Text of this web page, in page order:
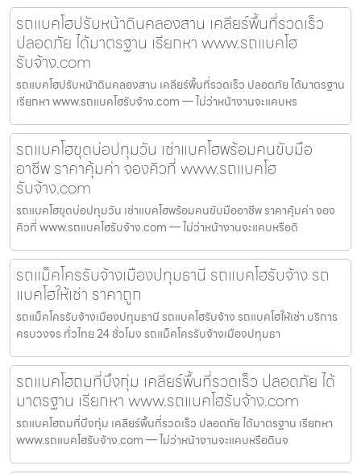
รถแบคโฮปรับหน้าดินคลองสาน เคลียร์พื้นที่รวดเร็ว
ปลอดภัย ได้มาตรฐาน เรียกหา www.รถแบคโฮ
รับจ้าง.com
รถแบคโฮปรับหน้าดินคลองสาน เคลียร์พื้นที่รวดเร็ว ปลอดภัย ได้มาตรฐาน
เรียกหา www.รถแบคโฮรับจ้าง.com — ไม่ว่าหน้างานจะแคบหร
รถแบคโฮขุดบ่อปทุมวัน เช่าแบคโฮพร้อมคนขับมือ
อาชีพ ราคาคุ้มค่า จองคิวที่ www.รถแบคโฮ
รับจ้าง.com
รถแบคโฮขุดบ่อปทุมวัน เช่าแบคโฮพร้อมคนขับมืออาชีพ ราคาคุ้มค่า จอง
คิวที่ www.รถแบคโฮรับจ้าง.com — ไม่ว่าหน้างานจะแคบหรือดิ
รถแม็คโครรับจ้างเมืองปทุมธานี รถแบคโฮรับจ้าง รถ
แบคโฮให้เช่า ราคาถูก
รถแม็คโครรับจ้างเมืองปทุมธานี รถแบคโฮรับจ้าง รถแบคโฮให้เช่า บริการ
ครบวงจร ทั่วไทย 24 ชั่วโมง รถแม็คโครรับจ้างเมืองปทุมธา
รถแบคโฮถมที่บึงกุ่ม เคลียร์พื้นที่รวดเร็ว ปลอดภัย ได้
มาตรฐาน เรียกหา www.รถแบคโฮรับจ้าง.com
รถแบคโฮถมที่บึงกุ่ม เคลียร์พื้นที่รวดเร็ว ปลอดภัย ได้มาตรฐาน เรียกหา
www.รถแบคโฮรับจ้าง.com — ไม่ว่าหน้างานจะแคบหรือดินจ